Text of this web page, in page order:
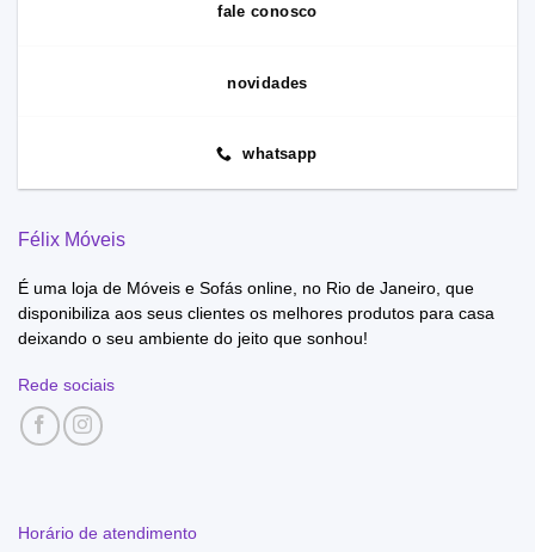
fale conosco
novidades
whatsapp
Félix Móveis
É uma loja de Móveis e Sofás online, no Rio de Janeiro, que
disponibiliza aos seus clientes os melhores produtos para casa
deixando o seu ambiente do jeito que sonhou!
Rede sociais
Horário de atendimento